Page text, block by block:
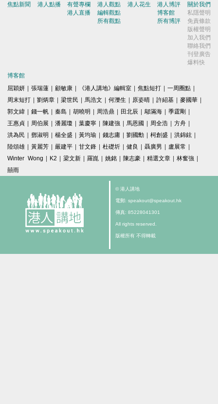
焦點新聞 港人點播
有聲專欄
港人直播
港人觀點
編輯觀點
所有觀點
港人花生
港人博評
博客館
所有博評
關於我們
私隱聲明
免責條款
版權聲明
加入我們
聯絡我們
刊登廣告
爆料快
博客館
屈穎妍 | 張瑞蓮 | 顧敏康 | 《港人講地》編輯室 | 焦點短打 | 一周圈點 |
周末短打 | 劉炳章 | 梁世民 | 馬浩文 | 何濼生 | 原姿晴 | 許紹基 | 麥國華 |
郭文緯 | 錢一帆 | 秦島 | 胡曉明 | 周浩鼎 | 田北辰 | 鄔滿海 | 季霆剛 |
王惠貞 | 周伯展 | 潘麗瓊 | 葉慶寧 | 陳建強 | 馬恩國 | 周全浩 | 方舟 |
洪為民 | 鄧淑明 | 楊全盛 | 黃均瑜 | 錢志庸 | 劉國勳 | 柯創盛 | 洪錦鉉 |
陸頌雄 | 黃麗芳 | 嚴建平 | 甘文鋒 | 杜礎圻 | 健良 | 聶廣男 | 盧展常 |
Winter Wong | K2 | 梁文新 | 羅崑 | 姚銘 | 陳志豪 | 精選文章 | 林奮強 |
囍雨
© 港人講地
電郵: speakout@speakout.hk
傳真: 85228041301
All rights reserved.
版權所有 不得轉載